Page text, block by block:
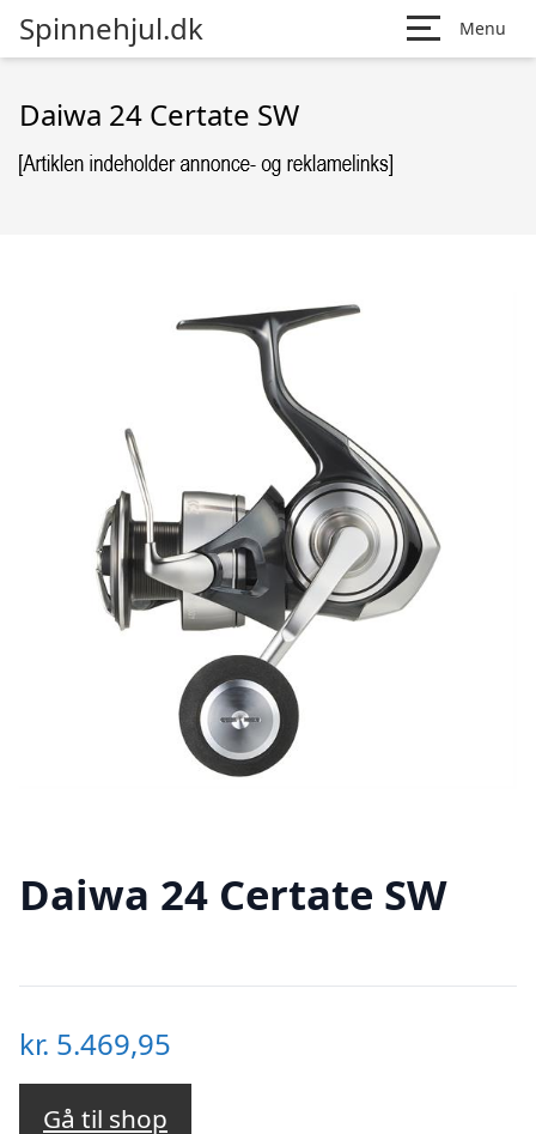
Spinnehjul.dk Menu
Daiwa 24 Certate SW
Daiwa 24 Certate SW
kr. 5.469,95
Gå til shop